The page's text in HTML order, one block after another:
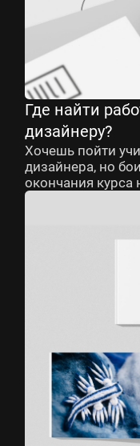
Где найти
дизайнеру?
Хочешь пойти
дизайнера, но
окончания курса
Стоп, давай
Оглянись и
рекламные
продуктов,
Все это — работа
дизайнеров.
насколько это
профессия?